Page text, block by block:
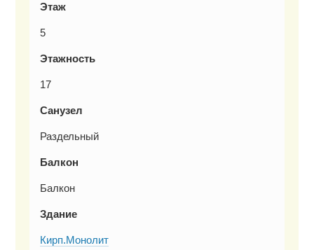
Этаж
5
Этажность
17
Санузел
Раздельный
Балкон
Балкон
Здание
Кирп.Монолит